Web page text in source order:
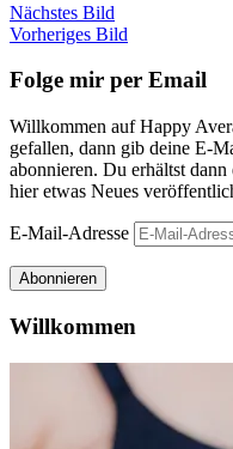
Nächstes Bild
Vorheriges Bild
Folge mir per Email
Willkommen auf Happy
gefallen, dann gib deine E-
abonnieren. Du erhältst
hier etwas Neues
E-Mail-Adresse
Abonnieren
Willkommen